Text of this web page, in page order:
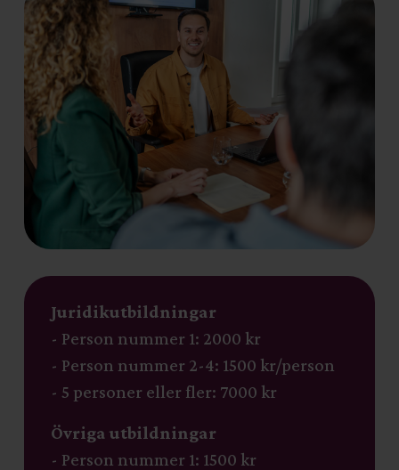
Juridikutbildningar
- Person nummer 1: 2000 kr
- Person nummer 2-4: 1500 kr/person
- 5 personer eller fler: 7000 kr
Övriga utbildningar
- Person nummer 1: 1500 kr